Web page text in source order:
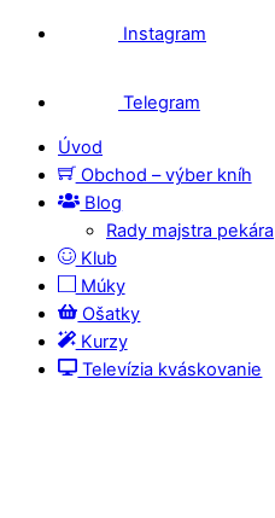
Instagram
Telegram
Úvod
Obchod – výber kníh
Blog
Rady majstra pekára
Klub
Múky
Ošatky
Kurzy
Televízia kváskovanie